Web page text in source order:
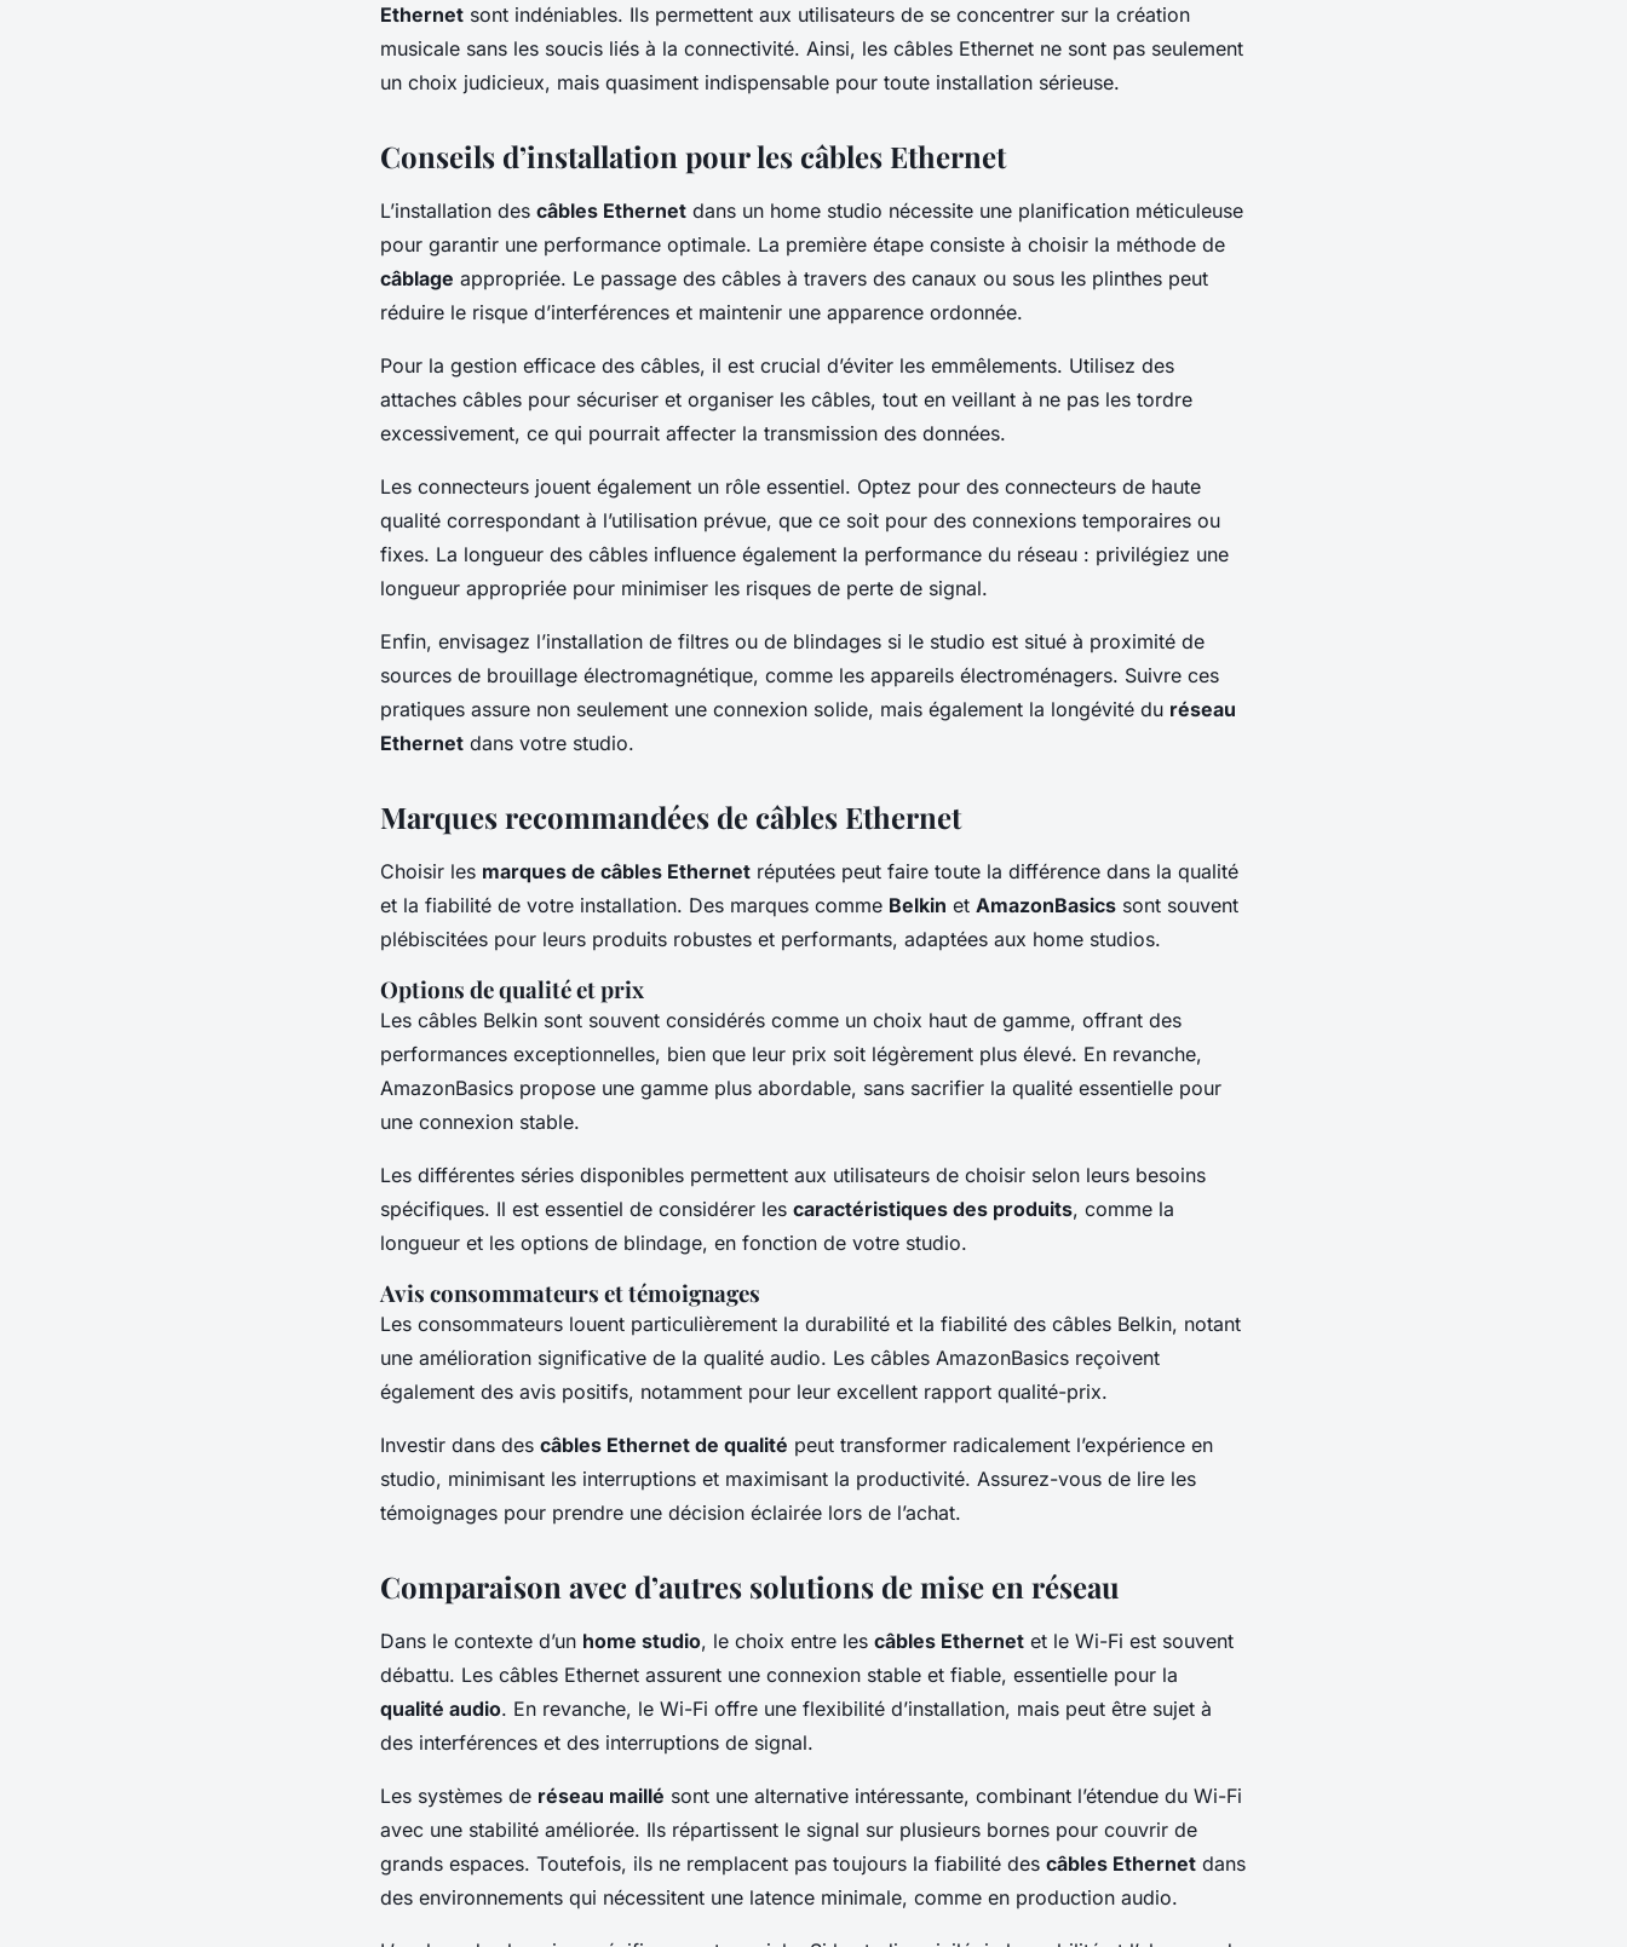
Ethernet sont indéniables. Ils permettent aux utilisateurs de se concentrer sur la création
musicale sans les soucis liés à la connectivité. Ainsi, les câbles Ethernet ne sont pas seulement
un choix judicieux, mais quasiment indispensable pour toute installation sérieuse.
Conseils d’installation pour les câbles Ethernet
L’installation des câbles Ethernet dans un home studio nécessite une planification méticuleuse
pour garantir une performance optimale. La première étape consiste à choisir la méthode de
câblage appropriée. Le passage des câbles à travers des canaux ou sous les plinthes peut
réduire le risque d’interférences et maintenir une apparence ordonnée.
Pour la gestion efficace des câbles, il est crucial d’éviter les emmêlements. Utilisez des
attaches câbles pour sécuriser et organiser les câbles, tout en veillant à ne pas les tordre
excessivement, ce qui pourrait affecter la transmission des données.
Les connecteurs jouent également un rôle essentiel. Optez pour des connecteurs de haute
qualité correspondant à l’utilisation prévue, que ce soit pour des connexions temporaires ou
fixes. La longueur des câbles influence également la performance du réseau : privilégiez une
longueur appropriée pour minimiser les risques de perte de signal.
Enfin, envisagez l’installation de filtres ou de blindages si le studio est situé à proximité de
sources de brouillage électromagnétique, comme les appareils électroménagers. Suivre ces
pratiques assure non seulement une connexion solide, mais également la longévité du réseau
Ethernet dans votre studio.
Marques recommandées de câbles Ethernet
Choisir les marques de câbles Ethernet réputées peut faire toute la différence dans la qualité
et la fiabilité de votre installation. Des marques comme Belkin et AmazonBasics sont souvent
plébiscitées pour leurs produits robustes et performants, adaptées aux home studios.
Options de qualité et prix
Les câbles Belkin sont souvent considérés comme un choix haut de gamme, offrant des
performances exceptionnelles, bien que leur prix soit légèrement plus élevé. En revanche,
AmazonBasics propose une gamme plus abordable, sans sacrifier la qualité essentielle pour
une connexion stable.
Les différentes séries disponibles permettent aux utilisateurs de choisir selon leurs besoins
spécifiques. Il est essentiel de considérer les caractéristiques des produits, comme la
longueur et les options de blindage, en fonction de votre studio.
Avis consommateurs et témoignages
Les consommateurs louent particulièrement la durabilité et la fiabilité des câbles Belkin, notant
une amélioration significative de la qualité audio. Les câbles AmazonBasics reçoivent
également des avis positifs, notamment pour leur excellent rapport qualité-prix.
Investir dans des câbles Ethernet de qualité peut transformer radicalement l’expérience en
studio, minimisant les interruptions et maximisant la productivité. Assurez-vous de lire les
témoignages pour prendre une décision éclairée lors de l’achat.
Comparaison avec d’autres solutions de mise en réseau
Dans le contexte d’un home studio, le choix entre les câbles Ethernet et le Wi-Fi est souvent
débattu. Les câbles Ethernet assurent une connexion stable et fiable, essentielle pour la
qualité audio. En revanche, le Wi-Fi offre une flexibilité d’installation, mais peut être sujet à
des interférences et des interruptions de signal.
Les systèmes de réseau maillé sont une alternative intéressante, combinant l’étendue du Wi-Fi
avec une stabilité améliorée. Ils répartissent le signal sur plusieurs bornes pour couvrir de
grands espaces. Toutefois, ils ne remplacent pas toujours la fiabilité des câbles Ethernet dans
des environnements qui nécessitent une latence minimale, comme en production audio.